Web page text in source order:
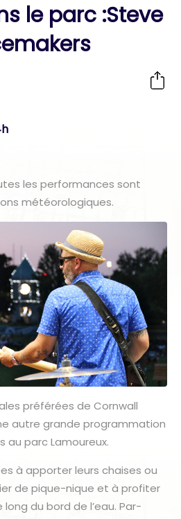
le parc :Steve
les performances sont
météorologiques.
préférées de Cornwall
autre grande programmation
au parc Lamoureux.
à apporter leurs chaises ou
de pique-nique et à profiter
du bord de l’eau. Par-